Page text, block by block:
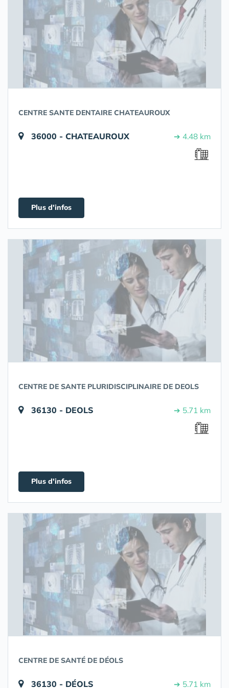
CENTRE SANTE DENTAIRE CHATEAUROUX
36000 - CHATEAUROUX ➔ 4.48 km
Plus d'infos
CENTRE DE SANTE PLURIDISCIPLINAIRE DE DEOLS
36130 - DEOLS ➔ 5.71 km
Plus d'infos
CENTRE DE SANTÉ DE DÉOLS
36130 - DÉOLS ➔ 5.71 km